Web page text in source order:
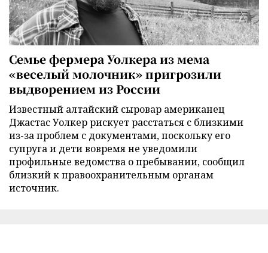
Семье фермера Уолкера из мема
«веселый молочник» пригрозили
выдворением из России
Известный алтайский сыровар американец
Джастас Уолкер рискует расстаться с близкими
из-за проблем с документами, поскольку его
супруга и дети вовремя не уведомили
профильные ведомства о пребывании, сообщил
близкий к правоохранительным органам
источник.